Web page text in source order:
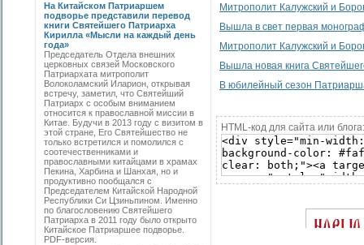
На Китайском Патриаршем
подворье представили перевод
книги Святейшего Патриарха
Кирилла «Мысли на каждый день
года»
Председатель Отдела внешних
церковных связей Московского
Патриархата митрополит
Волоколамский Иларион, открывая
встречу, заметил, что Святейший
Патриарх с особым вниманием
относится к православной миссии в
Китае. Будучи в 2013 году с визитом в
этой стране, Его Святейшество не
только встретился и помолился с
соотечественниками и
православными китайцами в храмах
Пекина, Харбина и Шанхая, но и
продуктивно пообщался с
Председателем Китайской Народной
Республики Си Цзиньпином. Именно
по благословению Святейшего
Патриарха в 2011 году было открыто
Китайское Патриаршее подворье.
PDF-версия.
Митрополит Калужский и
Вышла в свет первая
Митрополит Калужский и
Вышла новая книга
В юбилейный сезон
HTML-код для сайта или блога: